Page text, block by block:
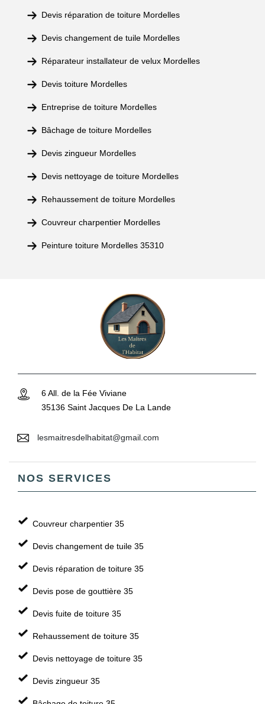
Devis réparation de toiture Mordelles
Devis changement de tuile Mordelles
Réparateur installateur de velux Mordelles
Devis toiture Mordelles
Entreprise de toiture Mordelles
Bâchage de toiture Mordelles
Devis zingueur Mordelles
Devis nettoyage de toiture Mordelles
Rehaussement de toiture Mordelles
Couvreur charpentier Mordelles
Peinture toiture Mordelles 35310
6 All. de la Fée Viviane
35136 Saint Jacques De La Lande
lesmaitresdelhabitat@gmail.com
NOS SERVICES
Couvreur charpentier 35
Devis changement de tuile 35
Devis réparation de toiture 35
Devis pose de gouttière 35
Devis fuite de toiture 35
Rehaussement de toiture 35
Devis nettoyage de toiture 35
Devis zingueur 35